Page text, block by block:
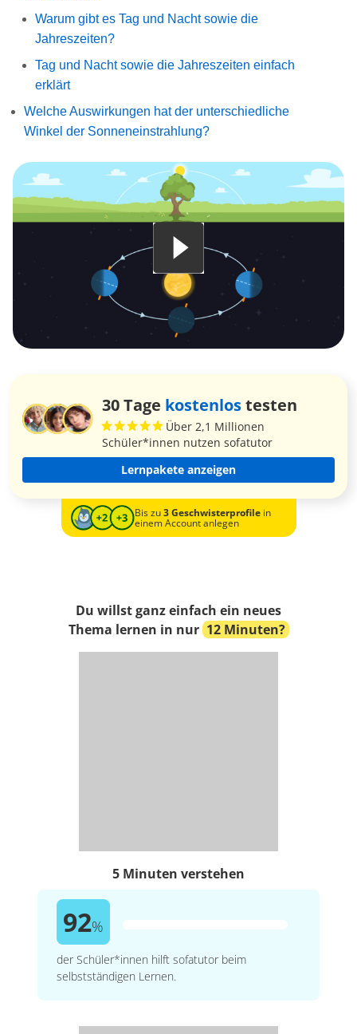
Warum gibt es Tag und Nacht sowie die
Jahreszeiten?
Tag und Nacht sowie die Jahreszeiten einfach
erklärt
Welche Auswirkungen hat der unterschiedliche
Winkel der Sonneneinstrahlung?
30 Tage kostenlostesten
Über 2,1 Millionen
Schüler*innen nutzen sofatutor
Lernpakete anzeigen
Bis zu3 Geschwisterprofilein
einem Account anlegen
Du willst ganz einfach ein neues
Thema lernen in nur 12 Minuten?
5 Minuten verstehen
92%
der Schüler*innen hilft sofatutor beim
selbstständigen Lernen.